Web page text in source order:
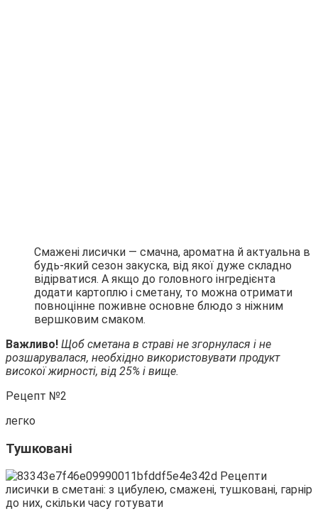
Смажені лисички — смачна, ароматна й актуальна в
будь-який сезон закуска, від якої дуже складно
відірватися. А якщо до головного інгредієнта
додати картоплю і сметану, то можна отримати
повноцінне поживне основне блюдо з ніжним
вершковим смаком.
Важливо! Щоб сметана в страві не згорнулася і не
розшарувалася, необхідно використовувати продукт
високої жирності, від 25% і вище.
Рецепт №2
легко
Тушковані